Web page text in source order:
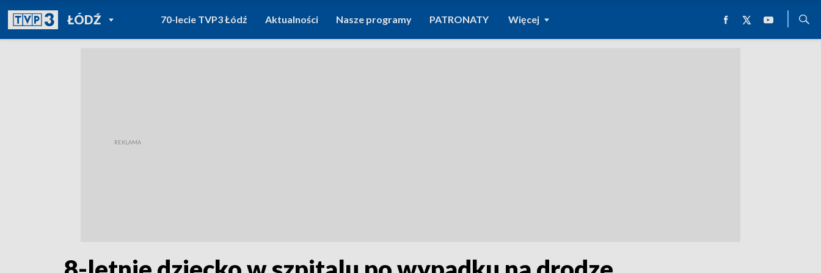
ŁÓDŹPOWRÓT DO
TVP REGIONY
70-lecie TVP3 Łódź Aktualności Nasze programy PATRONATY Więcej